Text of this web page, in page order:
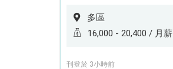
多區
16,000 - 20,400 / 月薪
刊登於 3小時前